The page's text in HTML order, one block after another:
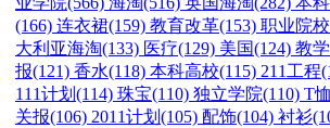
(166) 连衣裙(159) 教育改革(153) 职业院
大利亚海淘(133) 医疗(129) 美国(124) 教
报(121) 香水(118) 本科高校(115) 211工程
111计划(114) 珠宝(110) 独立学院(110) T
关报(106) 2011计划(105) 配饰(104) 衬衫